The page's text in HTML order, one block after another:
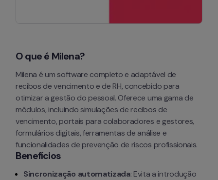
O que é Milena?
Milena é um software completo e adaptável de
recibos de vencimento e de RH, concebido para
otimizar a gestão do pessoal. Oferece uma gama de
módulos, incluindo simulações de recibos de
vencimento, portais para colaboradores e gestores,
formulários digitais, ferramentas de análise e
funcionalidades de prevenção de riscos profissionais.
Benefícios
Sincronização automatizada: Evita a introdução